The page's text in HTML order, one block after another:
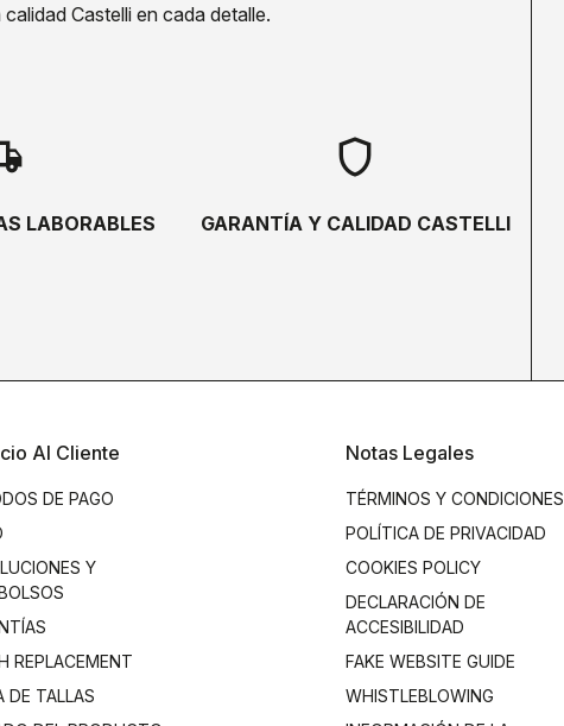
Castelli en cada detalle.
LABORABLES
shield
GARANTÍA Y CALIDAD CASTELLI
Al Cliente
DE PAGO
Y
REPLACEMENT
DE TALLAS
Notas Legales
TÉRMINOS Y CONDICIONES
POLÍTICA DE PRIVACIDAD
COOKIES POLICY
DECLARACIÓN DE
ACCESIBILIDAD
FAKE WEBSITE GUIDE
WHISTLEBLOWING